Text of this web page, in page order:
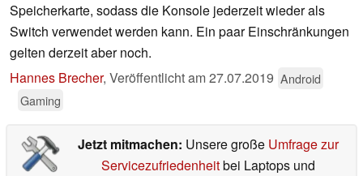
Speicherkarte, sodass die Konsole jederzeit wieder als
Switch verwendet werden kann. Ein paar Einschränkungen
gelten derzeit aber noch.
Hannes Brecher, Veröffentlicht am27.07.2019 Android
Gaming
Jetzt mitmachen: Unsere große Umfrage zur
Servicezufriedenheitbei Laptops und